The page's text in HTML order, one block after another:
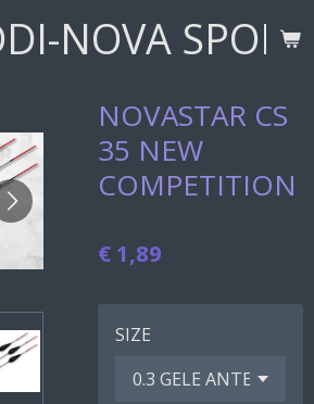
NOVA
NOVASTAR CS
35 NEW
COMPETITION
€ 1,89
SIZE